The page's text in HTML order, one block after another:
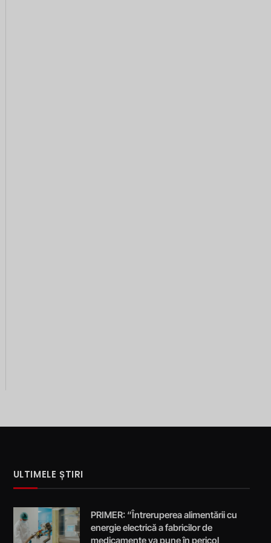
ULTIMELE ȘTIRI
PRIMER: “Întreruperea alimentării cu
energie electrică a fabricilor de
medicamente va pune în pericol